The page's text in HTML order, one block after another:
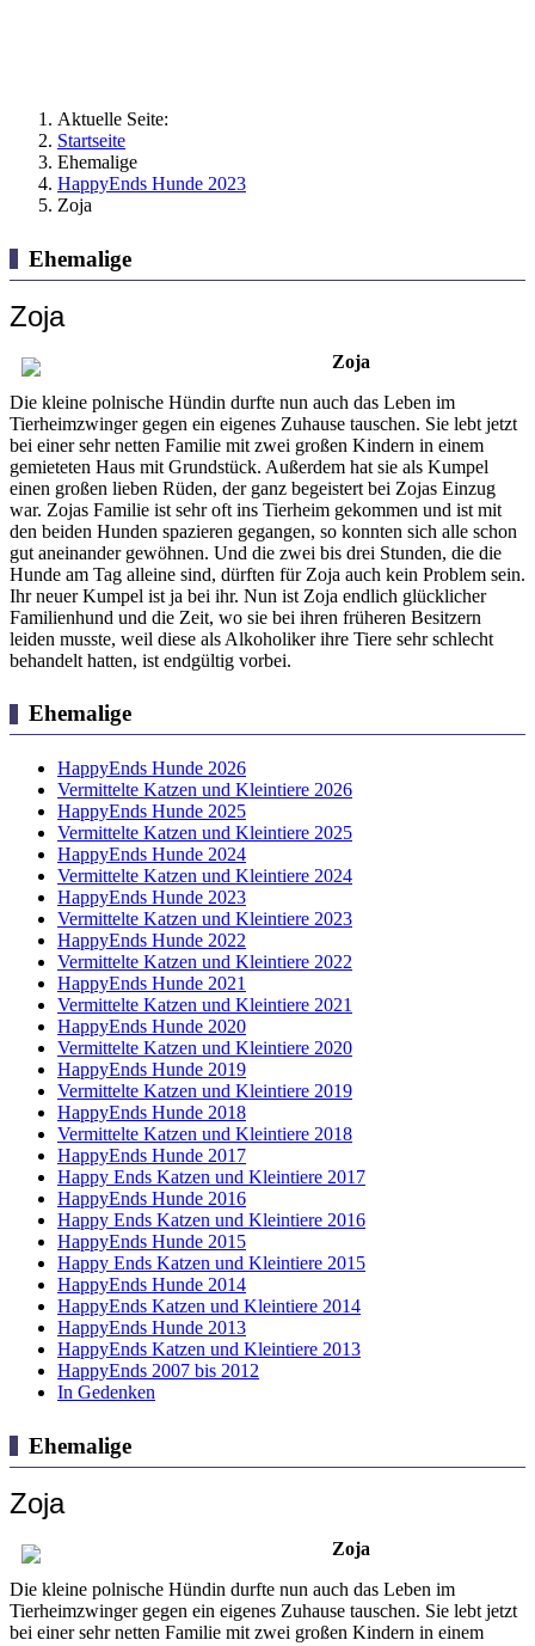
Aktuelle Seite:
Startseite
Ehemalige
HappyEnds Hunde 2023
Zoja
Ehemalige
Zoja
Zoja
Die kleine polnische Hündin durfte nun auch das Leben im
Tierheimzwinger gegen ein eigenes Zuhause tauschen. Sie lebt jetzt
bei einer sehr netten Familie mit zwei großen Kindern in einem
gemieteten Haus mit Grundstück. Außerdem hat sie als Kumpel
einen großen lieben Rüden, der ganz begeistert bei Zojas Einzug
war. Zojas Familie ist sehr oft ins Tierheim gekommen und ist mit
den beiden Hunden spazieren gegangen, so konnten sich alle schon
gut aneinander gewöhnen. Und die zwei bis drei Stunden, die die
Hunde am Tag alleine sind, dürften für Zoja auch kein Problem sein.
Ihr neuer Kumpel ist ja bei ihr. Nun ist Zoja endlich glücklicher
Familienhund und die Zeit, wo sie bei ihren früheren Besitzern
leiden musste, weil diese als Alkoholiker ihre Tiere sehr schlecht
behandelt hatten, ist endgültig vorbei.
Ehemalige
HappyEnds Hunde 2026
Vermittelte Katzen und Kleintiere 2026
HappyEnds Hunde 2025
Vermittelte Katzen und Kleintiere 2025
HappyEnds Hunde 2024
Vermittelte Katzen und Kleintiere 2024
HappyEnds Hunde 2023
Vermittelte Katzen und Kleintiere 2023
HappyEnds Hunde 2022
Vermittelte Katzen und Kleintiere 2022
HappyEnds Hunde 2021
Vermittelte Katzen und Kleintiere 2021
HappyEnds Hunde 2020
Vermittelte Katzen und Kleintiere 2020
HappyEnds Hunde 2019
Vermittelte Katzen und Kleintiere 2019
HappyEnds Hunde 2018
Vermittelte Katzen und Kleintiere 2018
HappyEnds Hunde 2017
Happy Ends Katzen und Kleintiere 2017
HappyEnds Hunde 2016
Happy Ends Katzen und Kleintiere 2016
HappyEnds Hunde 2015
Happy Ends Katzen und Kleintiere 2015
HappyEnds Hunde 2014
HappyEnds Katzen und Kleintiere 2014
HappyEnds Hunde 2013
HappyEnds Katzen und Kleintiere 2013
HappyEnds 2007 bis 2012
In Gedenken
Ehemalige
Zoja
Zoja
Die kleine polnische Hündin durfte nun auch das Leben im
Tierheimzwinger gegen ein eigenes Zuhause tauschen. Sie lebt jetzt
bei einer sehr netten Familie mit zwei großen Kindern in einem